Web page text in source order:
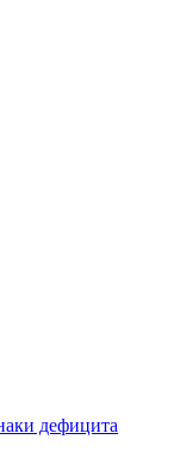
дефицита